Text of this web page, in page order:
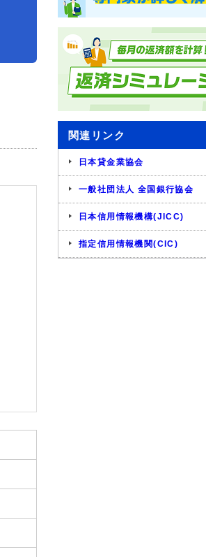
関連リンク
日本貸金業協会
一般社団法人 全国銀行協会
日本信用情報機構(JICC)
指定信用情報機関(CIC)